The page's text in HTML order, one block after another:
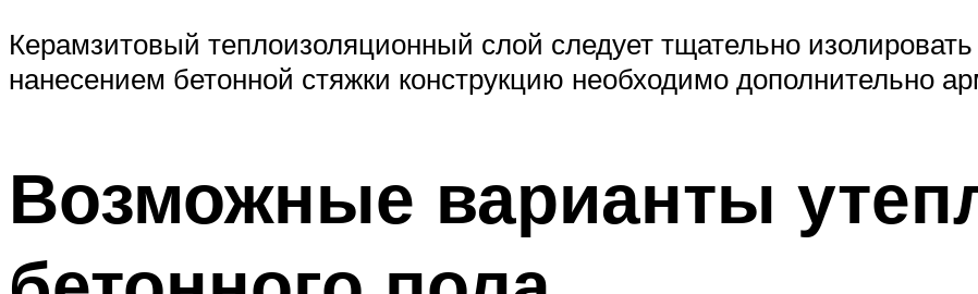
Керамзитовый теплоизоляционный слой следует тщательно
нанесением бетонной стяжки конструкцию необходимо дополнительно
Возможные варианты